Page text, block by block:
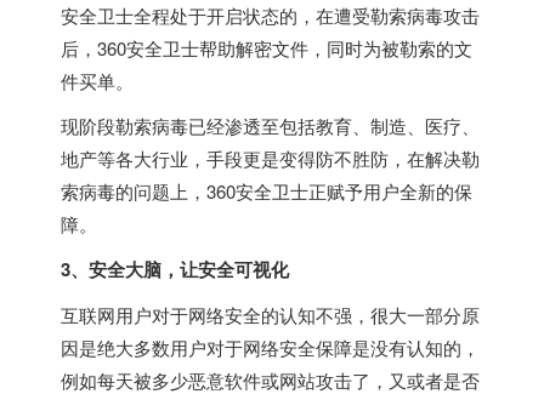
安全卫士全程处于开启状态的，在遭受勒索病毒攻击
后，360安全卫士帮助解密文件，同时为被勒索的文
件买单。
现阶段勒索病毒已经渗透至包括教育、制造、医疗、
地产等各大行业，手段更是变得防不胜防，在解决勒
索病毒的问题上，360安全卫士正赋予用户全新的保
障。
3、安全大脑，让安全可视化
互联网用户对于网络安全的认知不强，很大一部分原
因是绝大多数用户对于网络安全保障是没有认知的，
例如每天被多少恶意软件或网站攻击了，又或者是否